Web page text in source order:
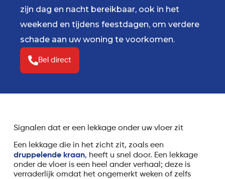
zijn dag en nacht bereikbaar, ook in het
weekend en tijdens feestdagen, om verdere
schade aan uw woning te voorkomen.
Bel direct
Signalen dat er een lekkage onder uw vloer zit
Een lekkage die in het zicht zit, zoals een
druppelende kraan, heeft u snel door. Een lekkage
onder de vloer is een heel ander verhaal; deze is
verraderlijk omdat het ongemerkt weken of zelfs